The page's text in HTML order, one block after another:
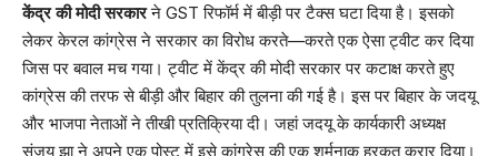
केंद्र की मोदी सरकारने GST रिफॉर्म में बीड़ी पर टैक्स घटा दिया है। इसको
लेकर केरल कांग्रेस ने सरकार का विरोध करते—करते एक ऐसा ट्वीट कर दिया
जिस पर बवाल मच गया। ट्वीट में केंद्र की मोदी सरकार पर कटाक्ष करते हुए
कांग्रेस की तरफ से बीड़ी और बिहार की तुलना की गई है। इस पर बिहार के जदयू
और भाजपा नेताओं ने तीखी प्रतिक्रिया दी। जहां जदयू के कार्यकारी अध्यक्ष
संजय झा ने अपने एक पोस्ट में इसे कांग्रेस की एक शर्मनाक हरकत करार दिया।